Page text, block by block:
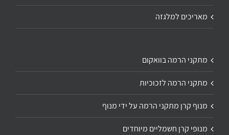
מאריכים למלגזה
מתקני הרמה בוואקום
מתקני הרמה לזכוכיות
מנוף קרן מתקני הרמה על ידי מנוף
מנופי קרן חשמליים מיוחדים